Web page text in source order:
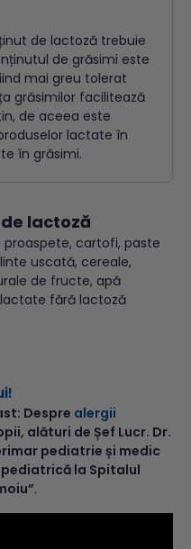
de lactoză trebuie
de grăsimi este
mai greu tolerat
grăsimilor facilitează
de aceea este
lactate în
în grăsimi.
lactoză
cartofi, paste
uscată, cereale,
de fructe, apă
fără lactoză
Despre alergii
alături de Șef Lucr. Dr.
pediatrie și medic
la Spitalul
.